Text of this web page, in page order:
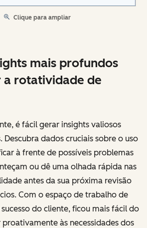
Clique para ampliar
mais profundos
a rotatividade de
é fácil gerar insights valiosos
Descubra dados cruciais sobre o uso
à frente de possíveis problemas
ou dê uma olhada rápida nas
antes da sua próxima revisão
Com o espaço de trabalho de
do cliente, ficou mais fácil do
às necessidades dos